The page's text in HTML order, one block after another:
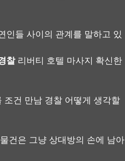
인들 사이의 관계를 말하고 있
찰 리버티 호텔 마사지 확신한
조건 만남 경찰 어떻게 생각할
건은 그냥 상대방의 손에 남아